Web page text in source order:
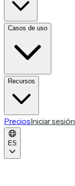
Casos de uso
Recursos
PreciosIniciar sesión
ES